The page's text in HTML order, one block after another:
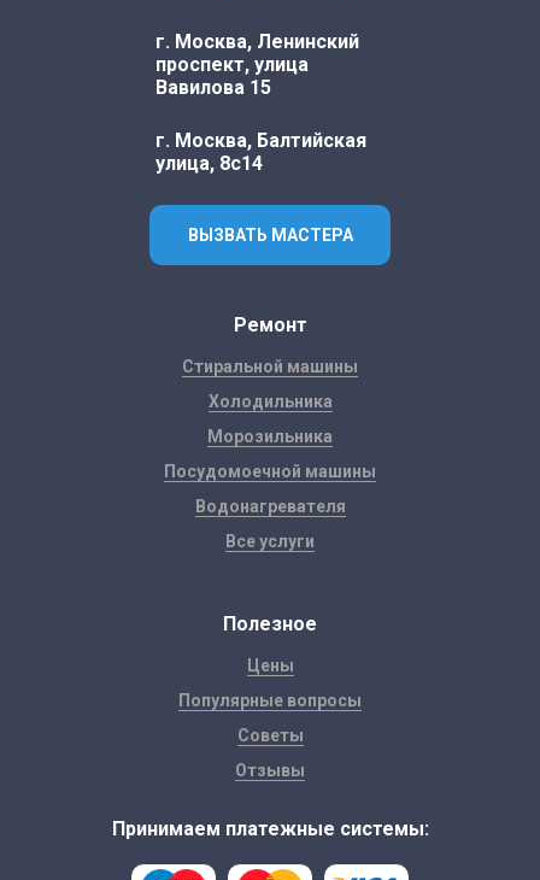
г. Москва, Ленинский
проспект, улица
Вавилова 15
г. Москва, Балтийская
улица, 8с14
ВЫЗВАТЬ МАСТЕРА
Ремонт
Стиральной машины
Холодильника
Морозильника
Посудомоечной машины
Водонагревателя
Все услуги
Полезное
Цены
Популярные вопросы
Советы
Отзывы
Принимаем платежные системы: